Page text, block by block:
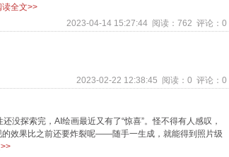
读全文>>
2023-04-14 15:27:44 阅读：762 评论：0
2023-02-22 12:38:45 阅读：0 评论：0
没探索完，AI绘画最近又有了“惊喜”。怪不得有人感叹，
效果比之前还要炸裂呢——随手一生成，就能得到照片级